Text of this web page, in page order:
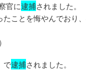
官に逮捕されました。
ことを悔やんでおり
で逮捕されました。